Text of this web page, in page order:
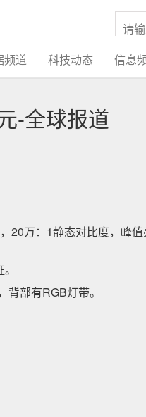
频道 科技动态 信息
-全球报道
20万：1静态对比度，峰
部有RGB灯带。